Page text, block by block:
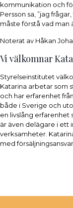
kommunikation och
Persson sa, ”jag
måste förstå vad man
Noterat av Håkan
Vi välkomnar
Styrelseinstitutet
Katarina arbetar som
och har erfarenhet
både i Sverige och
en livslång erfarenhet
är även delägare i ett
verksamheter.
med